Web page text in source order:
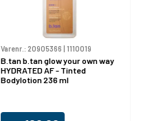
Varenr.: 20905366 | 1110019
B.tan b.tan glow your own way
HYDRATED AF - Tinted
Bodylotion 236 ml